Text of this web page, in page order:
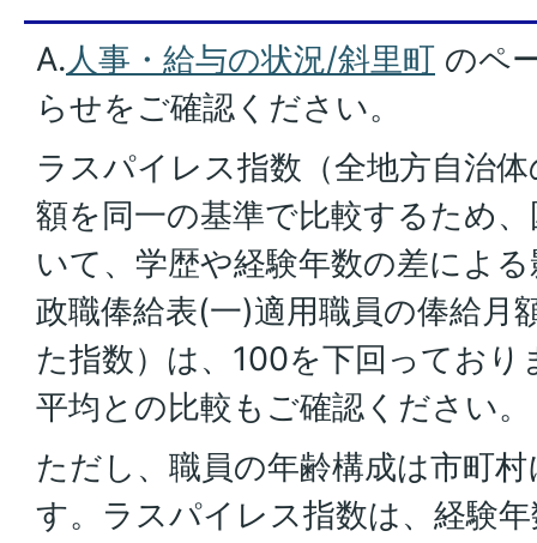
A.人事・給与の状況/斜里町 のペ
らせをご確認ください。
ラスパイレス指数（全地方自治
額を同一の基準で比較するため
いて、学歴や経験年数の差によ
政職俸給表(一)適用職員の俸給月
た指数）は、100を下回っており
平均との比較もご確認ください。
ただし、職員の年齢構成は市町
す。ラスパイレス指数は、経験